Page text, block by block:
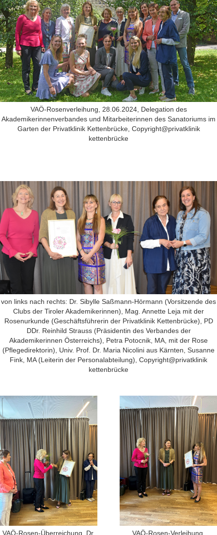
VAÖ-Rosenverleihung, 28.06.2024, Delegation des
Akademikerinnenverbandes und Mitarbeiterinnen des Sanatoriums im
Garten der Privatklinik Kettenbrücke, Copyright@privatklinik
kettenbrücke
von links nach rechts: Dr. Sibylle Saßmann-Hörmann (Vorsitzende des
Clubs der Tiroler Akademikerinnen), Mag. Annette Leja mit der
Rosenurkunde (Geschäftsführerin der Privatklinik Kettenbrücke), PD
DDr. Reinhild Strauss (Präsidentin des Verbandes der
Akademikerinnen Österreichs), Petra Potocnik, MA, mit der Rose
(Pflegedirektorin), Univ. Prof. Dr. Maria Nicolini aus Kärnten, Susanne
Fink, MA (Leiterin der Personalabteilung), Copyright@privatklinik
kettenbrücke
VAÖ-Rosen-Überreichung, Dr. VAÖ-Rosen-Verleihung,